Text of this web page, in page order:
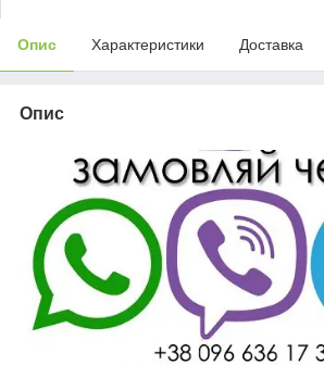
Опис Характеристики Доставка
Опис